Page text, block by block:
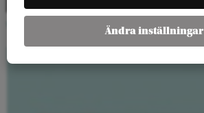
Vad krävs för att rädda demokratin?
Ändra inställningar